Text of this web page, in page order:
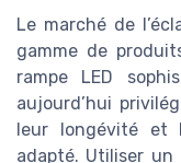
Le marché de
gamme de
rampe LED
aujourd’hui
leur longévité et
adapté. Utiliser un